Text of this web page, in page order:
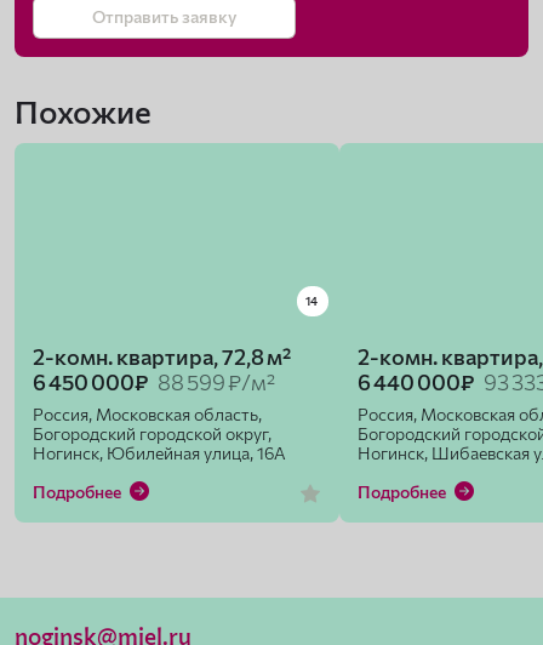
Отправить заявку
Похожие
14
2-комн. квартира, 72,8 м²
6 450 000₽ 88 599 ₽/м²
Россия, Московская область,
Богородский городской округ,
Ногинск, Юбилейная улица, 16А
Подробнее
2-комн.
6 440 000₽ 93
Россия, Московская
Богородский
Ногинск, Шибаевская
Подробнее
noginsk@miel.ru